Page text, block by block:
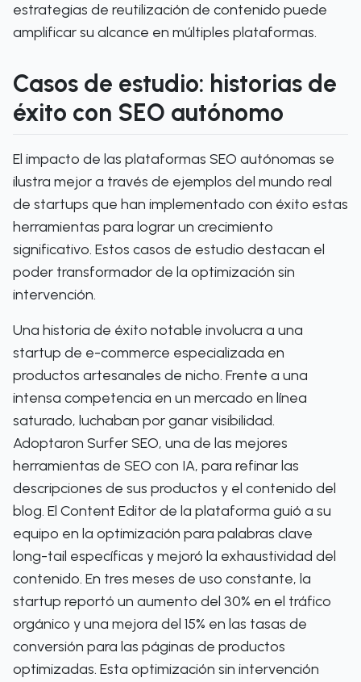
estrategias de reutilización de contenido puede
amplificar su alcance en múltiples plataformas.
Casos de estudio: historias de
éxito con SEO autónomo
El impacto de las plataformas SEO autónomas se
ilustra mejor a través de ejemplos del mundo real
de startups que han implementado con éxito estas
herramientas para lograr un crecimiento
significativo. Estos casos de estudio destacan el
poder transformador de la optimización sin
intervención.
Una historia de éxito notable involucra a una
startup de e-commerce especializada en
productos artesanales de nicho. Frente a una
intensa competencia en un mercado en línea
saturado, luchaban por ganar visibilidad.
Adoptaron Surfer SEO, una de las mejores
herramientas de SEO con IA, para refinar las
descripciones de sus productos y el contenido del
blog. El Content Editor de la plataforma guió a su
equipo en la optimización para palabras clave
long-tail específicas y mejoró la exhaustividad del
contenido. En tres meses de uso constante, la
startup reportó un aumento del 30% en el tráfico
orgánico y una mejora del 15% en las tasas de
conversión para las páginas de productos
optimizadas. Esta optimización sin intervención